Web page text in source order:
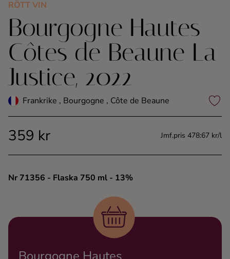
Rom
Shots
Tequila
Vodka
RÖTT VIN
Bourgogne Hautes
Côtes de Beaune La
Justice, 2022
Frankrike , Bourgogne , Côte de Beaune
359 kr Jmf.pris 478:67 kr/l
Nr 71356 - Flaska 750 ml - 13%